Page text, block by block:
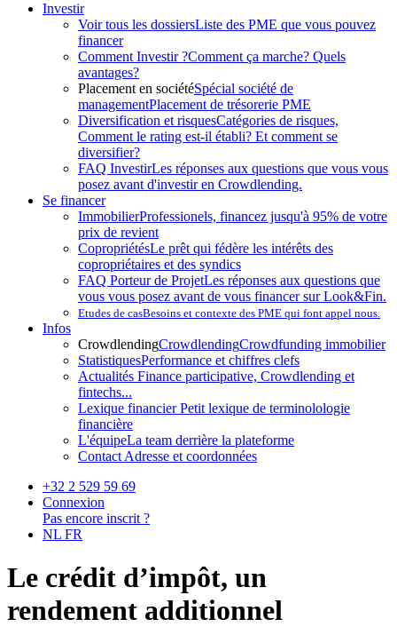
Investir
Voir tous les dossiersListe des PME que vous pouvez
financer
Comment Investir ?Comment ça marche? Quels
avantages?
Placement en sociétéSpécial société de
managementPlacement de trésorerie PME
Diversification et risquesCatégories de risques,
Comment le rating est-il établi? Et comment se
diversifier?
FAQ InvestirLes réponses aux questions que vous vous
posez avant d'investir en Crowdlending.
Se financer
ImmobilierProfessionels, financez jusqu'à 95% de votre
prix de revient
CopropriétésLe prêt qui fédère les intérêts des
copropriétaires et des syndics
FAQ Porteur de ProjetLes réponses aux questions que
vous vous posez avant de vous financer sur Look&Fin.
Etudes de casBesoins et contexte des PME qui font appel nous.
Infos
CrowdlendingCrowdlendingCrowdfunding immobilier
StatistiquesPerformance et chiffres clefs
Actualités Finance participative, Crowdlending et
fintechs...
Lexique financierPetit lexique de terminolologie
financière
L'équipeLa team derrière la plateforme
Contact Adresse et coordonnées
+32 2 529 59 69
Connexion
Pas encore inscrit ?
NL FR
Le crédit d’impôt, un
rendement additionnel